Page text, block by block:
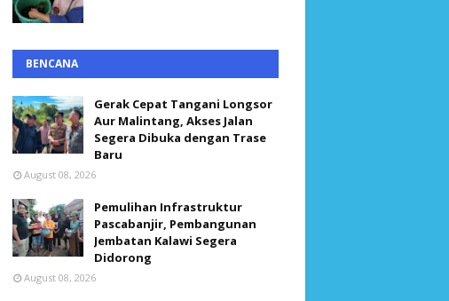
BENCANA
Gerak Cepat Tangani Longsor
Aur Malintang, Akses Jalan
Segera Dibuka dengan Trase
Baru
August 08, 2026
Pemulihan Infrastruktur
Pascabanjir, Pembangunan
Jembatan Kalawi Segera
Didorong
August 08, 2026